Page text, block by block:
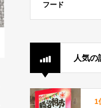
フード
人気の
1